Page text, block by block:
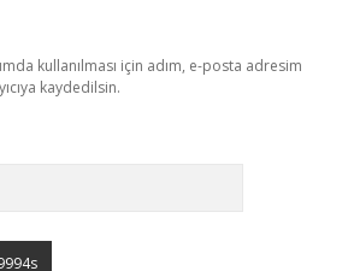
kullanılması için adım, e-posta adresim
kaydedilsin.